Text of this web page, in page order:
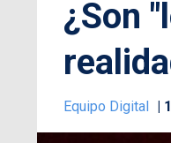
¿Son
Equipo Digital